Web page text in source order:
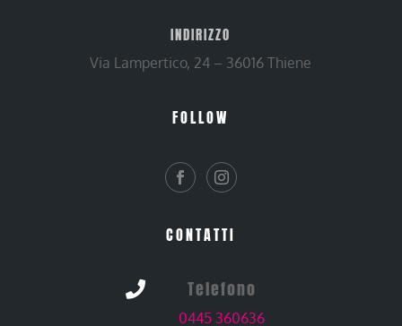
INDIRIZZO
Via Lampertico, 24 – 36016 Thiene
FOLLOW
CONTATTI
 Telefono
0445 360636